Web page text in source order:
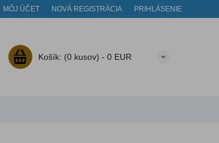
MÔJ ÚČET NOVÁ REGISTRÁCIA PRIHLÁSENIE
Košík: (0 kusov) - 0 EUR